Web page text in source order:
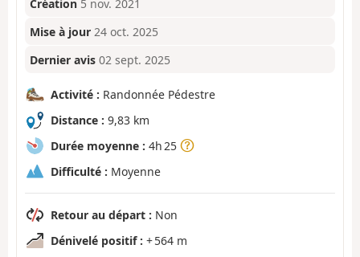
Création 5 nov. 2021
Mise à jour 24 oct. 2025
Dernier avis 02 sept. 2025
Activité : Randonnée Pédestre
Distance : 9,83 km
Durée moyenne : 4h 25
Difficulté : Moyenne
Retour au départ : Non
Dénivelé positif : + 564 m